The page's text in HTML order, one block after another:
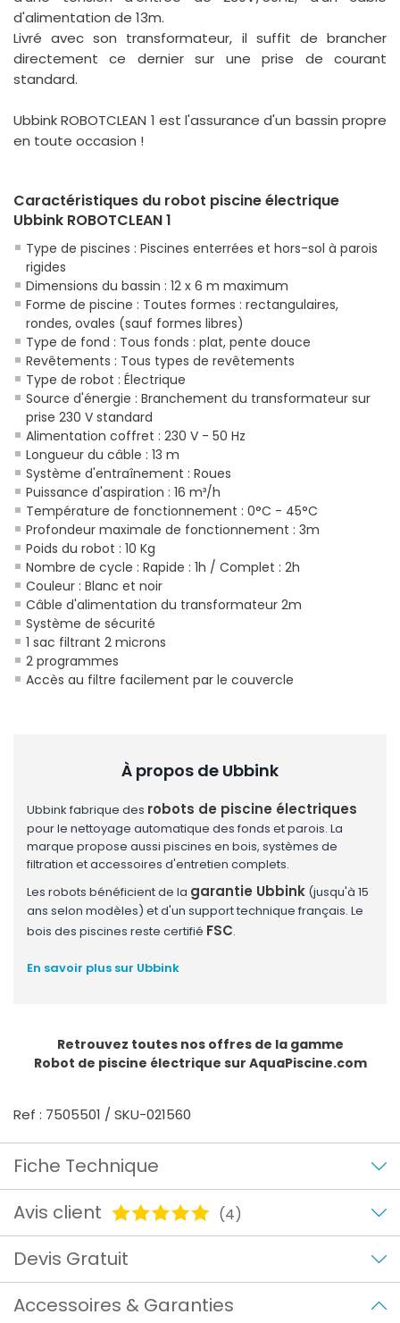
d'alimentation de 13m.
Livré avec son transformateur, il suffit de brancher
directement ce dernier sur une prise de courant
standard.
Ubbink ROBOTCLEAN 1 est l'assurance d'un bassin propre
en toute occasion !
Caractéristiques du robot piscine électrique
Ubbink ROBOTCLEAN 1
Type de piscines : Piscines enterrées et hors-sol à parois
rigides
Dimensions du bassin : 12 x 6 m maximum
Forme de piscine : Toutes formes : rectangulaires,
rondes, ovales (sauf formes libres)
Type de fond : Tous fonds : plat, pente douce
Revêtements : Tous types de revêtements
Type de robot : Électrique
Source d'énergie : Branchement du transformateur sur
prise 230 V standard
Alimentation coffret : 230 V - 50 Hz
Longueur du câble : 13 m
Système d'entraînement : Roues
Puissance d'aspiration : 16 m³/h
Température de fonctionnement : 0°C - 45°C
Profondeur maximale de fonctionnement : 3m
Poids du robot : 10 Kg
Nombre de cycle : Rapide : 1h / Complet : 2h
Couleur : Blanc et noir
Câble d'alimentation du transformateur 2m
Système de sécurité
1 sac filtrant 2 microns
2 programmes
Accès au filtre facilement par le couvercle
À propos de Ubbink
Ubbink fabrique des robots de piscine électriques
pour le nettoyage automatique des fonds et parois. La
marque propose aussi piscines en bois, systèmes de
filtration et accessoires d'entretien complets.
Les robots bénéficient de la garantie Ubbink (jusqu'à 15
ans selon modèles) et d'un support technique français. Le
bois des piscines reste certifié FSC.
En savoir plus sur Ubbink
Retrouvez toutes nos offres de la gamme
Robot de piscine électrique sur AquaPiscine.com
Ref : 7505501 / SKU-021560
Fiche Technique
Avis client
(4)
Devis Gratuit
Accessoires & Garanties